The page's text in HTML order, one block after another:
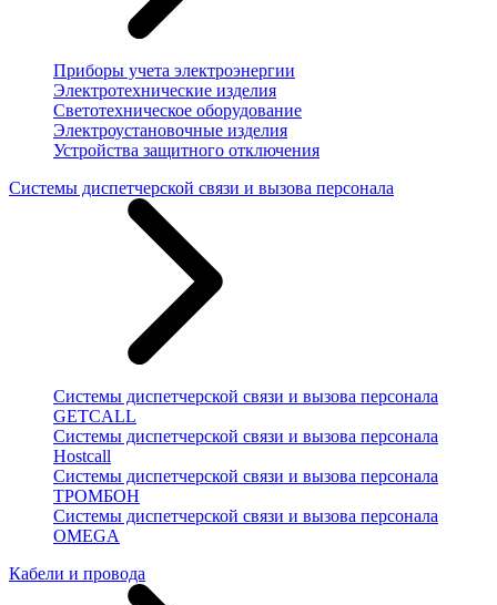
Приборы учета электроэнергии
Электротехнические изделия
Светотехническое оборудование
Электроустановочные изделия
Устройства защитного отключения
Системы диспетчерской связи и вызова персонала
Системы диспетчерской связи и вызова персонала
GETCALL
Системы диспетчерской связи и вызова персонала
Hostcall
Системы диспетчерской связи и вызова персонала
ТРОМБОН
Системы диспетчерской связи и вызова персонала
OMEGA
Кабели и провода